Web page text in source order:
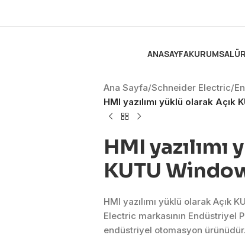
ANASAYFAKURUMSAL
Ana Sayfa/Schneider Electric/
HMI yazılımı yüklü olarak
HMI
KUTU
HMI yazılımı yüklü olarak Açık
Electric markasının Endüstriyel
endüstriyel otomasyon